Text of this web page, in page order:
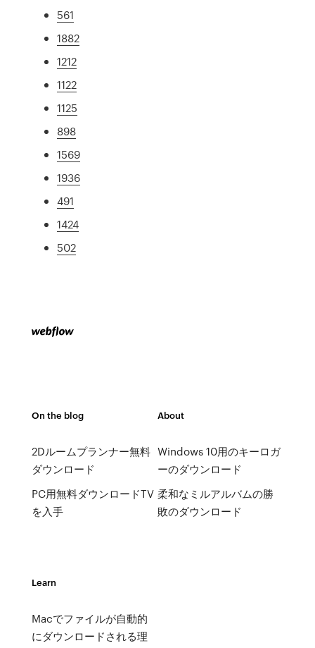
561
1882
1212
1122
1125
898
1569
1936
491
1424
502
On the blog
2Dルームプランナー無料
ダウンロード
PC用無料ダウンロードTV
を入手
About
Windows 10用のキーロガ
ーのダウンロード
柔和なミルアルバムの勝
敗のダウンロード
Learn
Macでファイルが自動的
にダウンロードされる理